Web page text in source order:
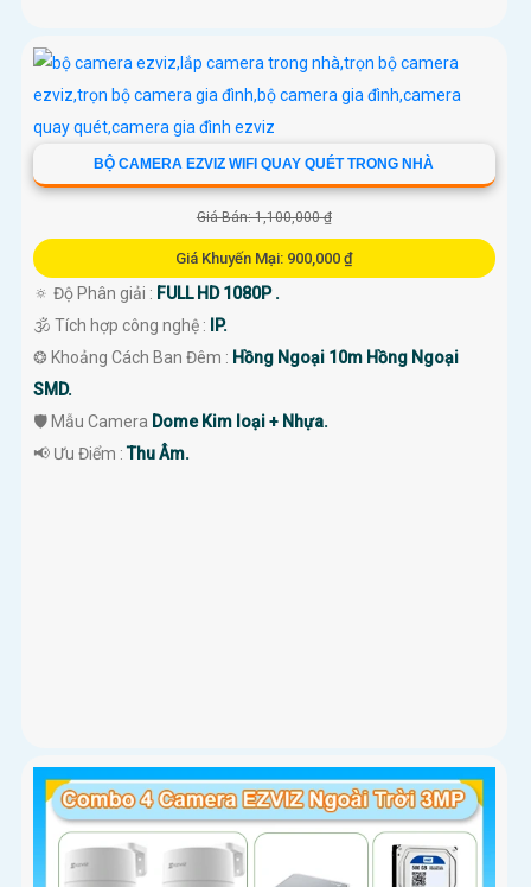
BỘ CAMERA EZVIZ WIFI QUAY QUÉT TRONG NHÀ
Giá Bán: 1,100,000 ₫
Giá Khuyến Mại: 900,000 ₫
🔅 Độ Phân giải : FULL HD 1080P .
🕉️ Tích hợp công nghệ :
IP.
❂ Khoảng Cách Ban Đêm : Hồng Ngoại 10m Hồng Ngoại
SMD.
🛡 Mẫu Camera Dome Kim loại + Nhựa.
️📢 Ưu Điểm :Thu Âm.